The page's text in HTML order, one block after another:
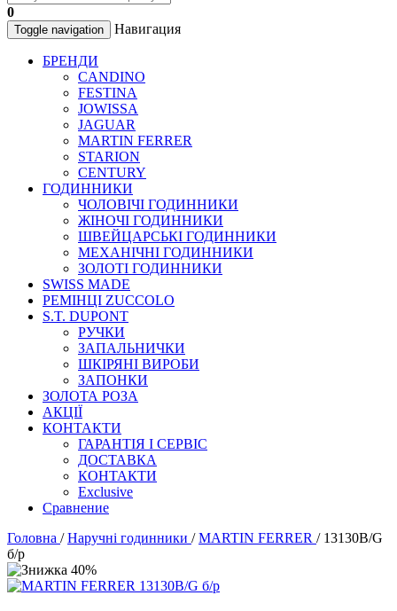
0
Toggle navigation Навигация
БРЕНДИ
CANDINO
FESTINA
JOWISSA
JAGUAR
MARTIN FERRER
STARION
CENTURY
ГОДИННИКИ
ЧОЛОВІЧІ ГОДИННИКИ
ЖІНОЧІ ГОДИННИКИ
ШВЕЙЦАРСЬКІ ГОДИННИКИ
МЕХАНІЧНІ ГОДИННИКИ
ЗОЛОТІ ГОДИННИКИ
SWISS MADE
РЕМІНЦІ ZUCCOLO
S.T. DUPONT
РУЧКИ
ЗАПАЛЬНИЧКИ
ШКІРЯНІ ВИРОБИ
ЗАПОНКИ
ЗОЛОТА РОЗА
АКЦІЇ
КОНТАКТИ
ГАРАНТІЯ І СЕРВІС
ДОСТАВКА
КОНТАКТИ
Exclusive
Сравнение
Головна /Наручні годинники /MARTIN FERRER / 13130B/G
б/р